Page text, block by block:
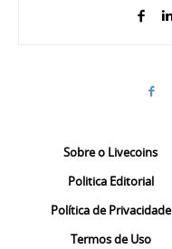
Sobre o Livecoins
Politica Editorial
Política de Privacidade
Termos de Uso